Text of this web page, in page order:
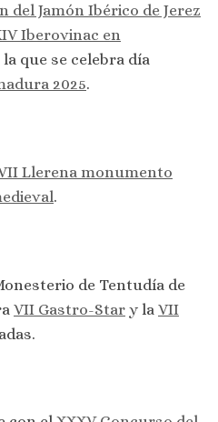
del Jamón Ibérico de Jerez
Iberovinac en
que se celebra día
2025.
Llerena monumento
.
de Tentudía de
VII Gastro-Star y la VII